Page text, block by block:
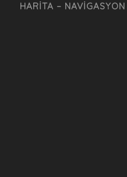
HARITA – NAVIGASYON